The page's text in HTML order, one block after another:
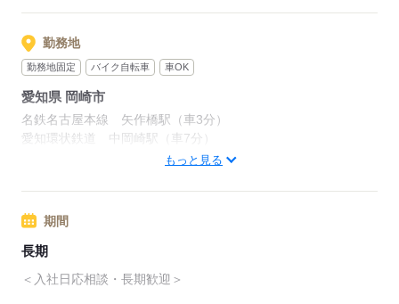
月収26万円×12か月
◆給与のPayPay受取OK♪
◆週払いも対応可！
※規定あり
交通費：月額上限規定あり
勤務地
勤務地固定 バイク自転車 車OK
愛知県 岡崎市
名鉄名古屋本線 矢作橋駅（車3分）
愛知環状鉄道 中岡崎駅（車7分）
東海道本線 西岡崎駅（車10分）
安城市、豊田市より通勤者多数。
勤務地：愛知県岡崎市矢作町 車通勤OK、無料駐車場完備
もっと見る
期間
長期
＜入社日応相談・長期歓迎＞